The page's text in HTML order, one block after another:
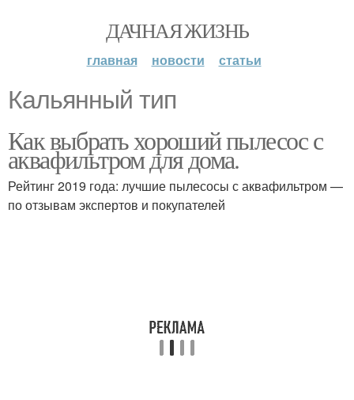
ДАЧНАЯ ЖИЗНЬ
главная новости статьи
Кальянный тип
Как выбрать хороший пылесос с
аквафильтром для дома.
Рейтинг 2019 года: лучшие пылесосы с аквафильтром —
по отзывам экспертов и покупателей